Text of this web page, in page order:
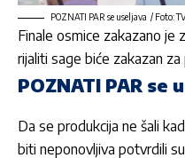
POZNATI PAR se useljava / Foto:
Finale osmice zakazano je
rijaliti sage biće zakazan
POZNATI PAR se
Da se produkcija ne šali
biti neponovljiva potvrdili